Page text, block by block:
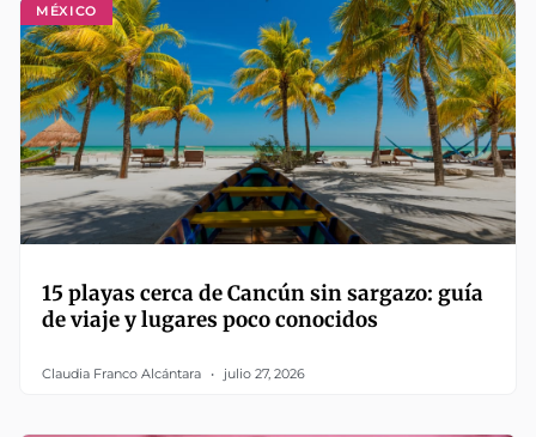
MÉXICO
15 playas cerca de Cancún sin sargazo: guía
de viaje y lugares poco conocidos
Claudia Franco Alcántara julio 27, 2026